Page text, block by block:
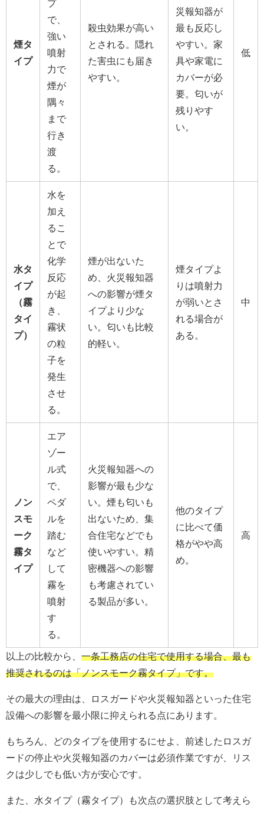
煙タ
イプ
プ
で、
強い
噴射
力で
煙が
隅々
まで
行き
渡
る。
殺虫効果が高い
とされる。隠れ
た害虫にも届き
やすい。
災報知器が
最も反応し
やすい。家
具や家電に
カバーが必
要。匂いが
残りやす
い。
低
水タ
イプ
（霧
タイ
プ）
水を
加え
るこ
とで
化学
反応
が起
き、
霧状
の粒
子を
発生
させ
る。
煙が出ないた
め、火災報知器
への影響が煙タ
イプより少な
い。匂いも比較
的軽い。
煙タイプよ
りは噴射力
が弱いとさ
れる場合が
ある。
中
ノン
スモ
ーク
霧タ
イプ
エア
ゾー
ル式
で、
ペダ
ルを
踏む
など
して
霧を
噴射
す
る。
火災報知器への
影響が最も少な
い。煙も匂いも
出ないため、集
合住宅などでも
使いやすい。精
密機器への影響
も考慮されてい
る製品が多い。
他のタイプ
に比べて価
格がやや高
め。
高
以上の比較から、 一条工務店の住宅で使用する場合、最も
推奨されるのは「ノンスモーク霧タイプ」です。
その最大の理由は、ロスガードや火災報知器といった住宅
設備への影響を最小限に抑えられる点にあります。
もちろん、どのタイプを使用するにせよ、前述したロスガ
ードの停止や火災報知器のカバーは必須作業ですが、リス
クは少しでも低い方が安心です。
また、水タイプ（霧タイプ）も次点の選択肢として考えら